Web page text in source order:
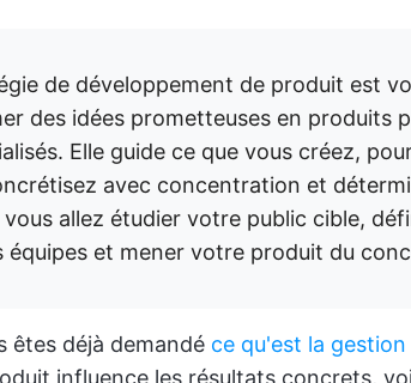
de développement de produit est
des idées prometteuses en produits
Elle guide ce que vous créez,
avec concentration et
allez étudier votre public cible,
équipes et mener votre produit du
êtes déjà demandé ce qu'est la
influence les résultats concrets,